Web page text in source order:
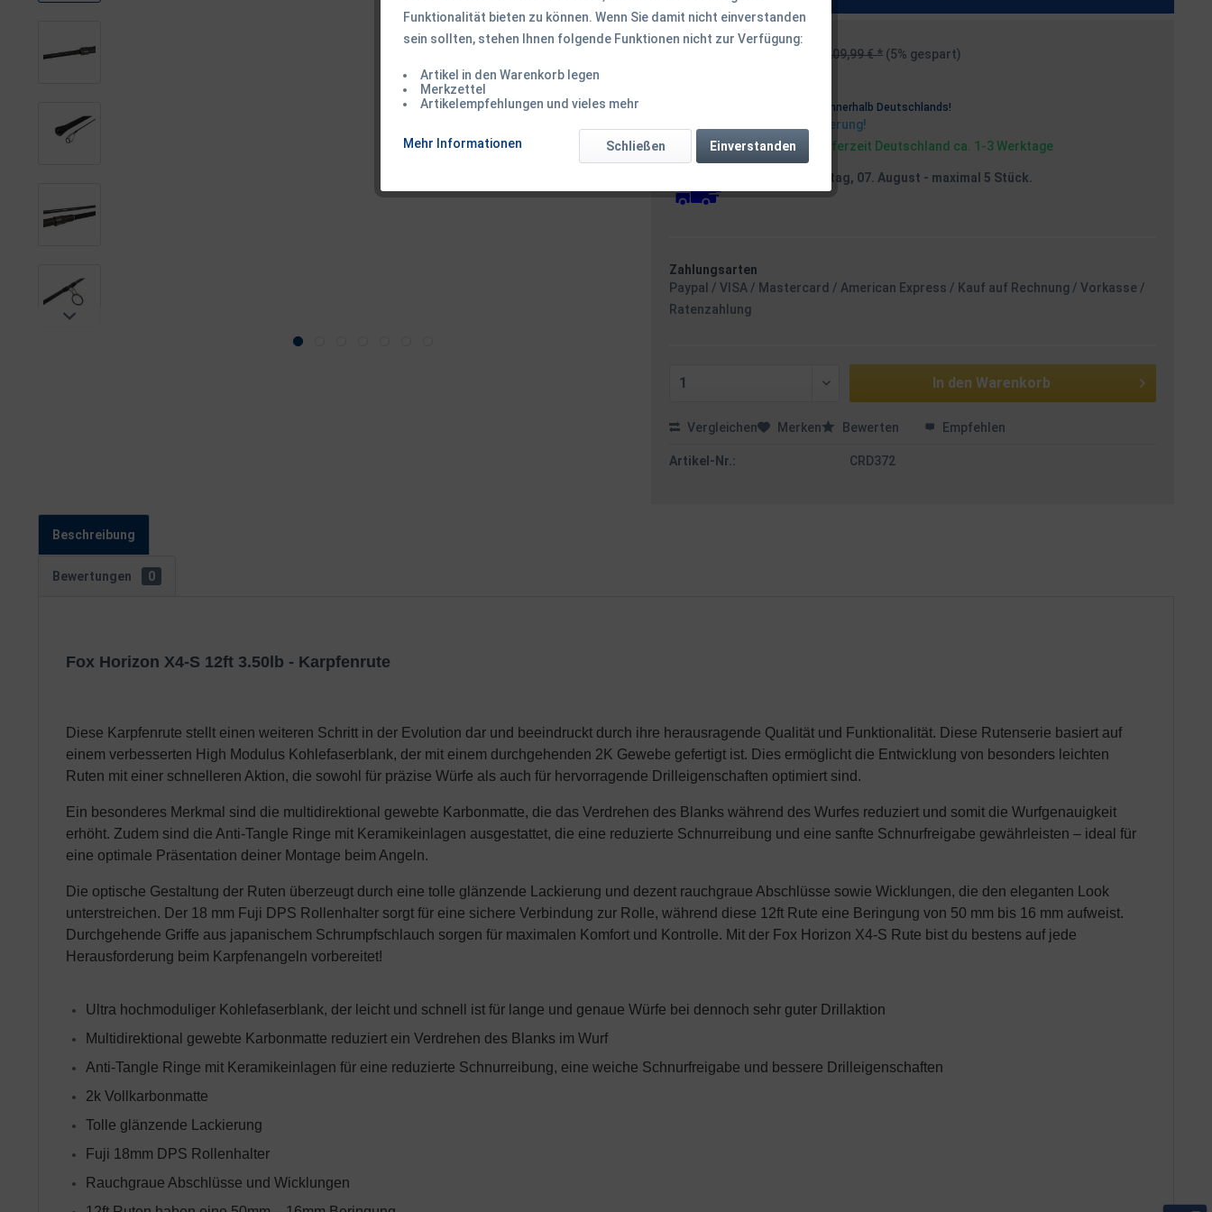
199,50 € * 209,99 € * (5% gespart)
innerhalb Deutschlands!
Versandkostenfreie Lieferung!
Sofort versandfertig, Lieferzeit Deutschland ca. 1-3 Werktage
Versand am Freitag, 07. August - maximal 5 Stück.
Zahlungsarten
Paypal / VISA / Mastercard / American Express / Kauf auf Rechnung / Vorkasse /
Ratenzahlung
In den Warenkorb
Vergleichen Merken Bewerten Empfehlen
Artikel-Nr.: CRD372
Beschreibung
Bewertungen 0
Fox Horizon X4-S 12ft 3.50lb - Karpfenrute
Diese Karpfenrute stellt einen weiteren Schritt in der Evolution dar und beeindruckt durch ihre herausragende Qualität und Funktionalität. Diese Rutenserie basiert auf
einem verbesserten High Modulus Kohlefaserblank, der mit einem durchgehenden 2K Gewebe gefertigt ist. Dies ermöglicht die Entwicklung von besonders leichten
Ruten mit einer schnelleren Aktion, die sowohl für präzise Würfe als auch für hervorragende Drilleigenschaften optimiert sind.
Ein besonderes Merkmal sind die multidirektional gewebte Karbonmatte, die das Verdrehen des Blanks während des Wurfes reduziert und somit die Wurfgenauigkeit
erhöht. Zudem sind die Anti-Tangle Ringe mit Keramikeinlagen ausgestattet, die eine reduzierte Schnurreibung und eine sanfte Schnurfreigabe gewährleisten – ideal für
eine optimale Präsentation deiner Montage beim Angeln.
Die optische Gestaltung der Ruten überzeugt durch eine tolle glänzende Lackierung und dezent rauchgraue Abschlüsse sowie Wicklungen, die den eleganten Look
unterstreichen. Der 18 mm Fuji DPS Rollenhalter sorgt für eine sichere Verbindung zur Rolle, während diese 12ft Rute eine Beringung von 50 mm bis 16 mm aufweist.
Durchgehende Griffe aus japanischem Schrumpfschlauch sorgen für maximalen Komfort und Kontrolle. Mit der Fox Horizon X4-S Rute bist du bestens auf jede
Herausforderung beim Karpfenangeln vorbereitet!
Ultra hochmoduliger Kohlefaserblank, der leicht und schnell ist für lange und genaue Würfe bei dennoch sehr guter Drillaktion
Multidirektional gewebte Karbonmatte reduziert ein Verdrehen des Blanks im Wurf
Anti-Tangle Ringe mit Keramikeinlagen für eine reduzierte Schnurreibung, eine weiche Schnurfreigabe und bessere Drilleigenschaften
2k Vollkarbonmatte
Tolle glänzende Lackierung
Fuji 18mm DPS Rollenhalter
Rauchgraue Abschlüsse und Wicklungen
Funktionalität bieten zu können. Wenn Sie damit nicht einverstanden
sein sollten, stehen Ihnen folgende Funktionen nicht zur Verfügung:
Artikel in den Warenkorb legen
Merkzettel
Artikelempfehlungen und vieles mehr
Mehr Informationen Einverstanden
Schließen